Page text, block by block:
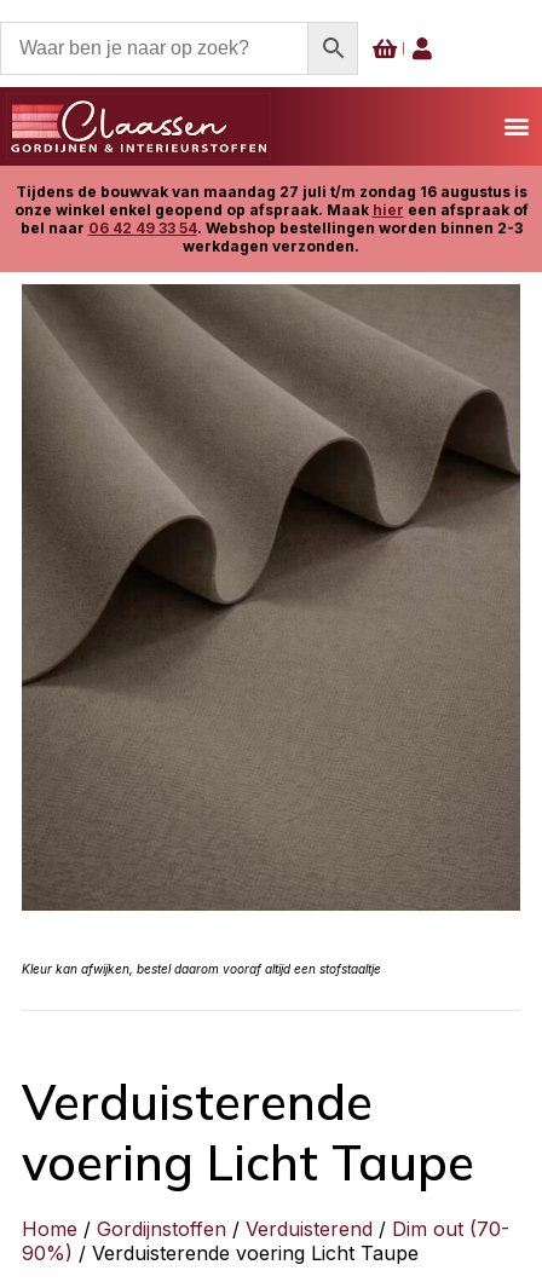
Tijdens de bouwvak van maandag 27 juli t/m zondag 16 augustus is
onze winkel enkel geopend op afspraak. Maak hier een afspraak of
bel naar 06 42 49 33 54. Webshop bestellingen worden binnen 2-3
werkdagen verzonden.
Kleur kan afwijken, bestel daarom vooraf altijd een stofstaaltje
Verduisterende
voering Licht Taupe
Home / Gordijnstoffen / Verduisterend / Dim out (70-
90%) / Verduisterende voering Licht Taupe